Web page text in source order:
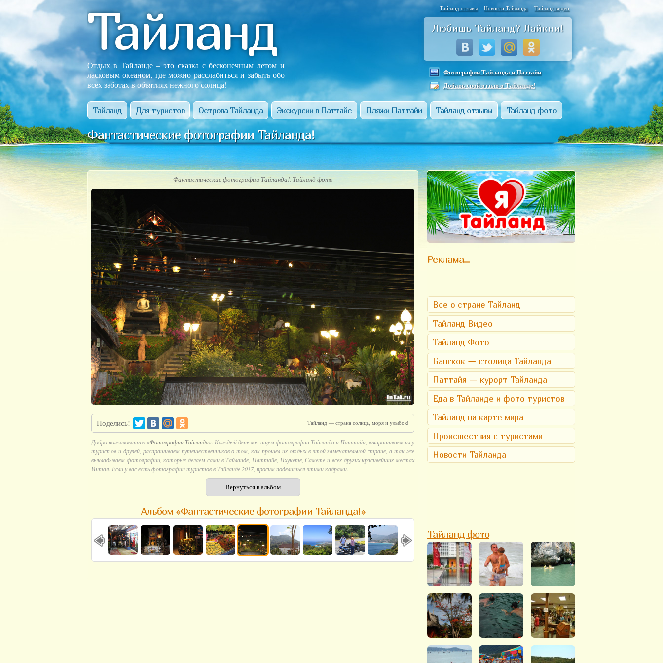
Тайланд
Отдых в Тайланде – это сказка с бесконечным летом и
ласковым океаном, где можно расслабиться и забыть обо
всех заботах в объятиях нежного солнца!
Тайланд отзывы Новости Тайланда Тайланд видео
Любишь Тайланд? Лайкни!
Фотографии Тайланда и Паттайи
Добавь свой отзыв о Тайланде!
Тайланд Для туристов Острова Тайланда Экскурсии в Паттайе Пляжи Паттайи Тайланд отзывы Тайланд фото
Фантастические фотографии Тайланда!
Фантастические фотографии Тайланда!. Тайланд фото
Поделись! Тайланд — страна солнца, моря и улыбок!
Добро пожаловать в «Фотографии Тайланда». Каждый день мы ищем фотографии Тайланда и Паттайи, выпрашиваем их у
туристов и друзей, распрашиваем путешественников о том, как прошел их отдых в этой замечательной стране, а так же
выкладываем фотографии, которые делаем сами в Тайланде, Паттайе, Пхукете, Самете и всех других красивейших местах
Интая. Если у вас есть фотографии туристов в Тайланде 2017, просим поделиться этими кадрами.
Вернуться в альбом
Альбом «Фантастические фотографии Тайланда!»
Реклама...
Все о стране Тайланд
Тайланд Видео
Тайланд Фото
Бангкок — столица Тайланда
Паттайя — курорт Тайланда
Еда в Тайланде и фото туристов
Тайланд на карте мира
Происшествия с туристами
Новости Тайланда
Тайланд фото